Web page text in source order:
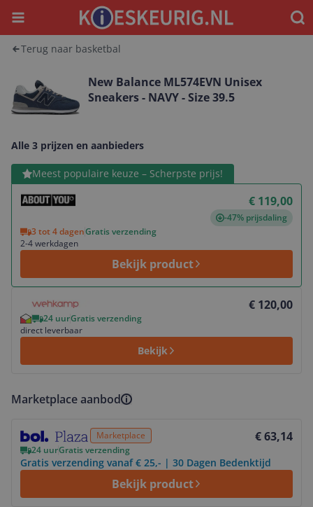
Menu
Terug naar basketbal
New Balance ML574EVN Unisex
Sneakers - NAVY - Size 39.5
Alle 3 prijzen en aanbieders
Meest populaire keuze – Scherpste prijs!
€ 119,00
-47% prijsdaling
3 tot 4 dagenGratis verzending
2-4 werkdagen
Bekijk product
Bekijk product
€ 120,00
24 uurGratis verzending
direct leverbaar
Bekijk
Marketplace aanbod
Marketplace € 63,14
24 uurGratis verzending
Gratis verzending vanaf € 25,- | 30 Dagen Bedenktijd
Bekijk product